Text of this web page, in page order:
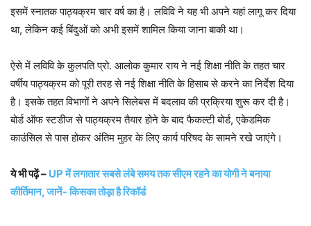
इसमें स्नातक पाठ्यक्रम चार वर्ष का है। लविवि ने यह भी अपने यहां लागू कर दिया
था, लेकिन कई बिंदुओं को अभी इसमें शामिल किया जाना बाकी था।
ऐसे में लविवि के कुलपति प्रो. आलोक कुमार राय ने नई शिक्षा नीति के तहत चार
वर्षीय पाठ्यक्रम को पूरी तरह से नई शिक्षा नीति के हिसाब से करने का निर्देश दिया
है। इसके तहत विभागों ने अपने सिलेबस में बदलाव की प्रक्रिया शुरू कर दी है।
बोर्ड ऑफ स्टडीज से पाठ्यक्रम तैयार होने के बाद फैकल्टी बोर्ड, एकेडमिक
काउंसिल से पास होकर अंतिम मुहर के लिए कार्य परिषद के सामने रखे जाएंगे।
ये भी पढ़ें – UP में लगातार सबसे लंबे समय तक सीएम रहने का योगी ने बनाया
कीर्तिमान, जानें- किसका तोड़ा है रिकॉर्ड